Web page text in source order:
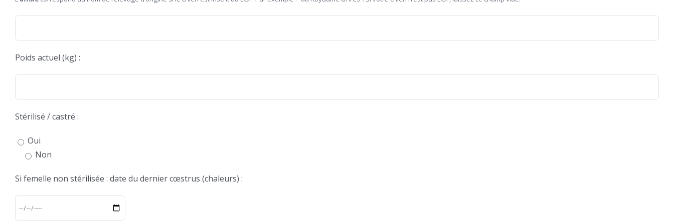
Poids actuel (kg) :
Stérilisé / castré :
Oui
Non
Si femelle non stérilisée : date du dernier cœstrus (chaleurs) :